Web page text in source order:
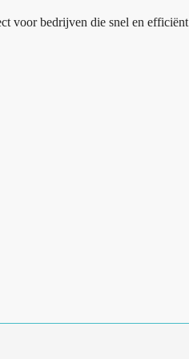
voor bedrijven die snel en efficiënt